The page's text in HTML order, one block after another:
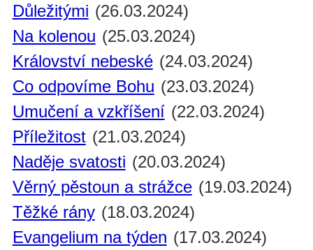
Důležitými (26.03.2024)
Na kolenou (25.03.2024)
Království nebeské (24.03.2024)
Co odpovíme Bohu (23.03.2024)
Umučení a vzkříšení (22.03.2024)
Příležitost (21.03.2024)
Naděje svatosti (20.03.2024)
Věrný pěstoun a strážce (19.03.2024)
Těžké rány (18.03.2024)
Evangelium na týden (17.03.2024)